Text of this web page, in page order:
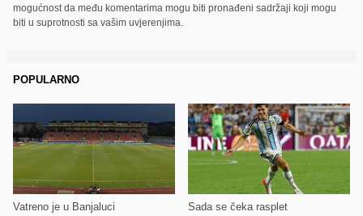
mogućnost da među komentarima mogu biti pronađeni sadržaji koji mogu
biti u suprotnosti sa vašim uvjerenjima.
POPULARNO
Vatreno je u Banjaluci Sada se čeka rasplet